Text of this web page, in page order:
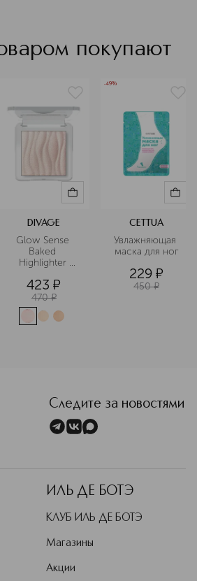
покупают
DIVAGE
Glow Sense
Baked
Highlighter
лица
запеченный
423 ¤
470 ¤
-49%
CETTUA
Увлажняющая
маска для ног
229 ¤
450 ¤
Следите за новостями
ИЛЬ ДЕ БОТЭ
КЛУБ ИЛЬ ДЕ БОТЭ
Магазины
Акции